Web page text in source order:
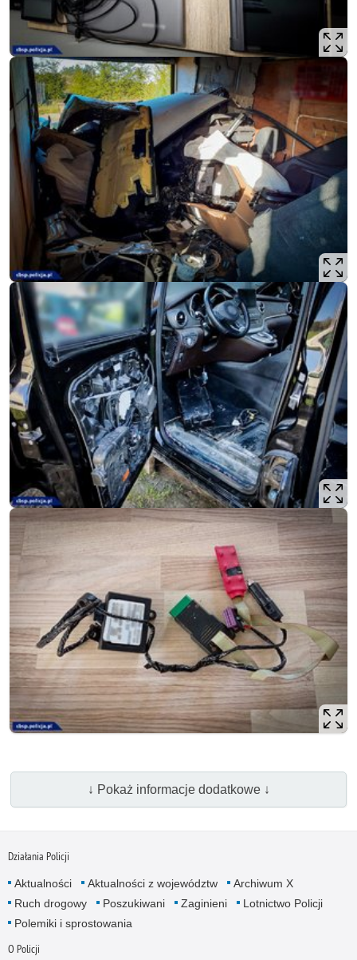
↓ Pokaż informacje dodatkowe ↓
Działania Policji
Aktualności Aktualności z województw
Archiwum X
Ruch drogowy
Poszukiwani Zaginieni
Lotnictwo Policji
Polemiki i sprostowania
O Policji